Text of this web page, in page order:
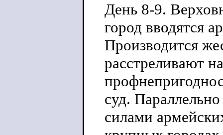
День 8-9.
город вводятся
Производится
расстреливают
суд.
силами